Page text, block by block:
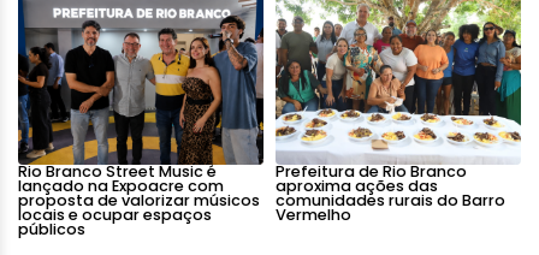
Rio Branco Street Music é
lançado na Expoacre com
proposta de valorizar músicos
locais e ocupar espaços
públicos
Prefeitura de Rio Branco
aproxima ações das
comunidades rurais do Barro
Vermelho